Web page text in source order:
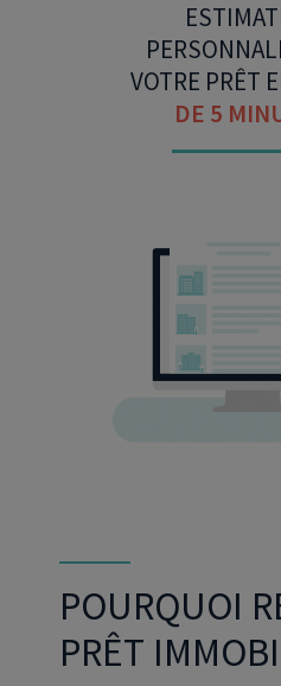
VOTRE PRÊT
DE 5
POURQUOI
PRÊT